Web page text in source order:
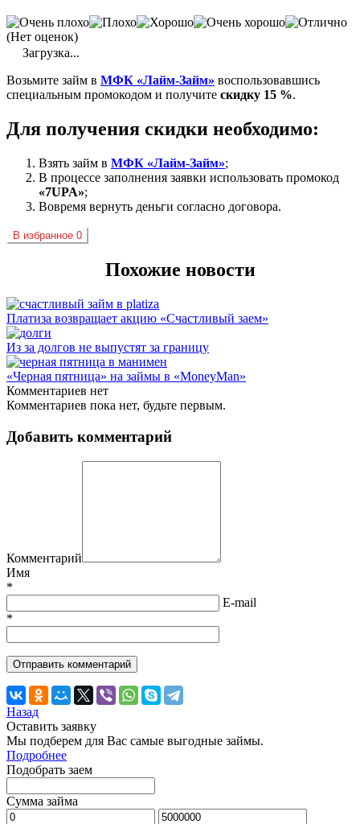
(Нет оценок)
Загрузка...
Возьмите займ в МФК «Лайм-Займ» воспользовавшись
специальным промокодом и получите скидку 15 %.
Для получения скидки необходимо:
Взять займ в МФК «Лайм-Займ»;
В процессе заполнения заявки использовать промокод
«7UPA»;
Вовремя вернуть деньги согласно договора.
В избранное 0
Похожие новости
Платиза возвращает акцию «Счастливый заем»
Из за долгов не выпустят за границу
«Черная пятница» на займы в «MoneyMan»
Комментариев нет
Комментариев пока нет, будьте первым.
Добавить комментарий
Комментарий
Имя
*
E-mail
*
Назад
Оставить заявку
Мы подберем для Вас самые выгодные займы.
Подробнее
Подобрать заем
Сумма займа